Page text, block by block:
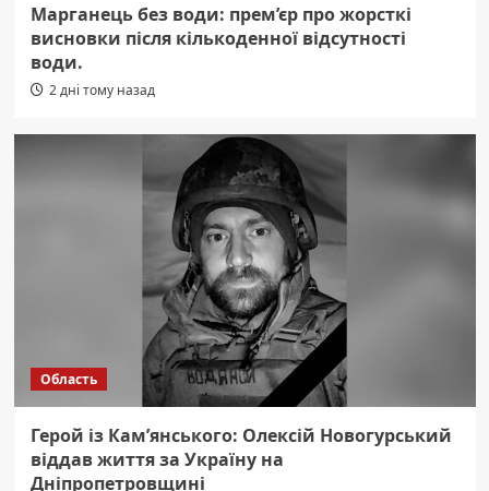
Марганець без води: прем’єр про жорсткі
висновки після кількоденної відсутності
води.
2 дні тому назад
Область
Герой із Кам’янського: Олексій Новогурський
віддав життя за Україну на
Дніпропетровщині